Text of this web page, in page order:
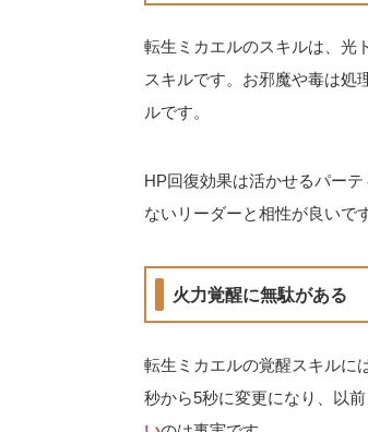
転生ミカエルのスキルは、光
スキルです。お邪魔や毒は処
ルです。
HP回復効果は活かせるパー
ないリーダーと相性が良いで
火力覚醒に無駄がある
転生ミカエルの覚醒スキルに
秒から5秒に変更になり、以